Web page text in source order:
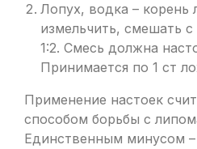
Лопух, водка – корень
измельчить, смешать
1:2. Смесь должна
Принимается по 1 ст
Применение настоек
способом борьбы с
Единственным минусом –